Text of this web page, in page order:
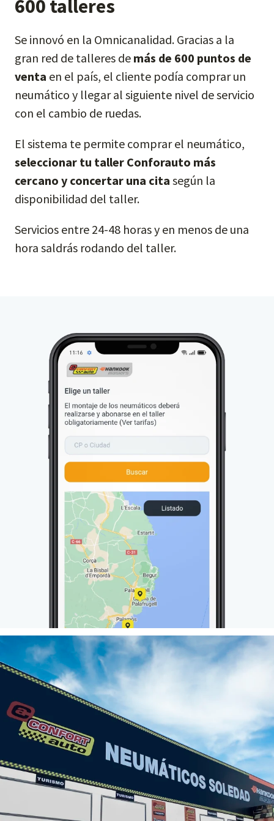
600 talleres
Se innovó en la Omnicanalidad. Gracias a la
gran red de talleres de más de 600 puntos de
venta en el país, el cliente podía comprar un
neumático y llegar al siguiente nivel de servicio
con el cambio de ruedas.
El sistema te permite comprar el neumático,
seleccionar tu taller Conforauto más
cercano y concertar una cita según la
disponibilidad del taller.
Servicios entre 24-48 horas y en menos de una
hora saldrás rodando del taller.